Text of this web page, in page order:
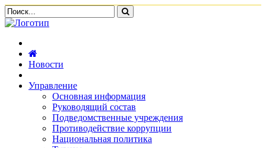
Новости
Управление
Основная информация
Руководящий состав
Подведомственные учреждения
Противодействие коррупции
Национальная политика